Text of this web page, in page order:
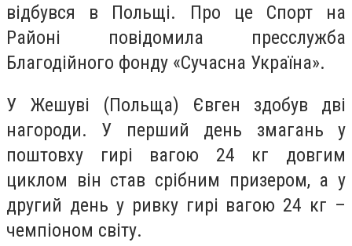
відбувся в Польщі. Про це Спорт на
Районі повідомила пресслужба
Благодійного фонду «Сучасна Україна».
У Жешуві (Польща) Євген здобув дві
нагороди. У перший день змагань у
поштовху гирі вагою 24 кг довгим
циклом він став срібним призером, а у
другий день у ривку гирі вагою 24 кг –
чемпіоном світу.